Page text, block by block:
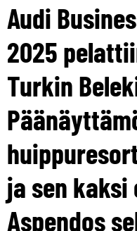
Audi
2025
Turkin
ja sen
Aspendos